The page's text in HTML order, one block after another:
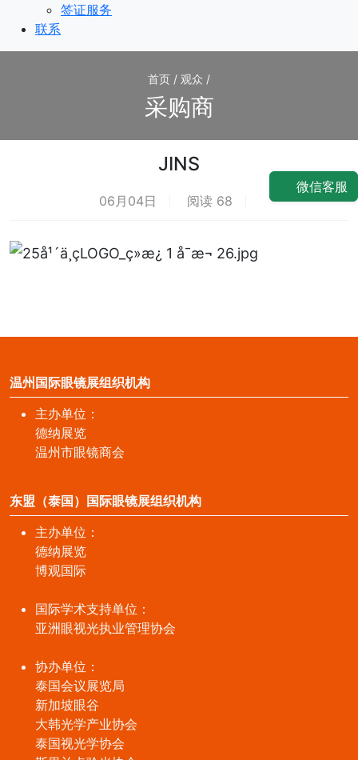
签证服务
联系
首页 / 观众 /
采购商
JINS
06月04日 阅读 68 荐
温州国际眼镜展组织机构
主办单位：
德纳展览
温州市眼镜商会
东盟（泰国）国际眼镜展组织机构
主办单位：
德纳展览
博观国际
国际学术支持单位：
亚洲眼视光执业管理协会
协办单位：
泰国会议展览局
新加坡眼谷
大韩光学产业协会
泰国视光学协会
微信客服